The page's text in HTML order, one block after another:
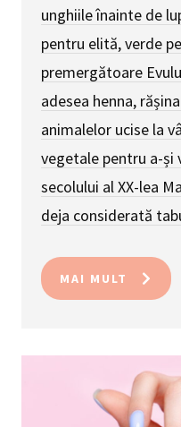
unghiile înainte de
pentru elită, verde
premergătoare
adesea henna,
animalelor ucise la
vegetale pentru a-și
secolului al XX-lea
deja considerată
MAI MULT